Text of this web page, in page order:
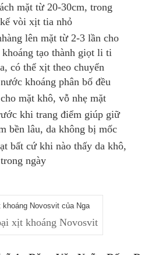
mặt từ 20-30cm, trong
vòi xịt tia nhỏ
lên mặt từ 2-3 lần cho
tạo thành giọt li ti
có thể xịt theo chuyển
khoáng phân bố đều
mặt khô, vỗ nhẹ mặt
khi trang điểm giúp giữ
bền lâu, da không bị mốc
bất cứ khi nào thấy da khô,
ngày
xịt khoáng Novosvit